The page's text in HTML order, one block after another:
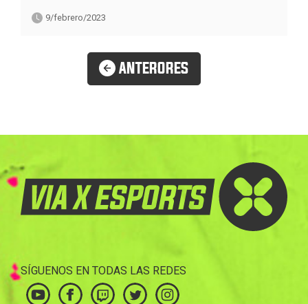
9/febrero/2023
ANTERORES
SÍGUENOS EN TODAS LAS REDES